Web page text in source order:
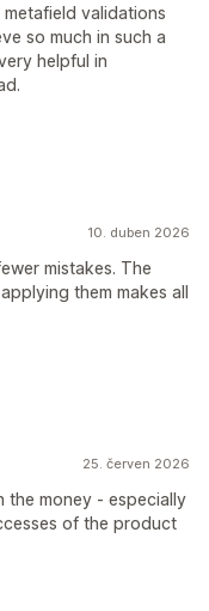
validations
so much in such a
helpful in
10. duben 2026
mistakes. The
them makes all
25. červen 2026
the money - especially
of the product